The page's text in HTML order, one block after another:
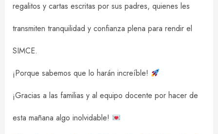
regalitos y cartas escritas por sus padres, quienes les
transmiten tranquilidad y confianza plena para rendir el
SIMCE.
¡Porque sabemos que lo harán increíble!
¡Gracias a las familias y al equipo docente por hacer de
esta mañana algo inolvidable!